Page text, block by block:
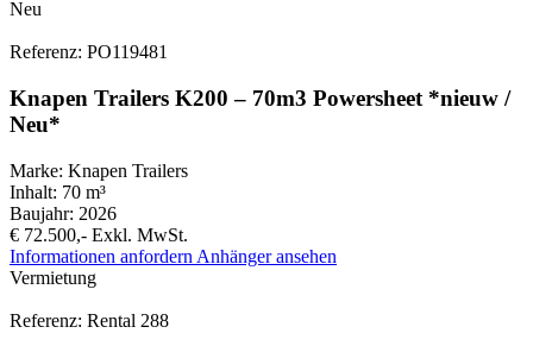
Neu
Referenz: PO119481
Knapen Trailers K200 – 70m3 Powersheet *nieuw /
Neu*
Marke: Knapen Trailers
Inhalt: 70 m³
Baujahr: 2026
€ 72.500,- Exkl. MwSt.
Informationen anfordern Anhänger ansehen
Vermietung
Referenz: Rental 288